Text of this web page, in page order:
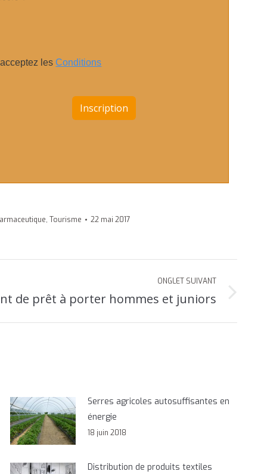
lesConditions
, Tourisme 22 mai 2017
ONGLET SUIVANT
de prêt à porter hommes et juniors
Serres agricoles autosuffisantes en
énergie
18 juin 2018
Distribution de produits textiles